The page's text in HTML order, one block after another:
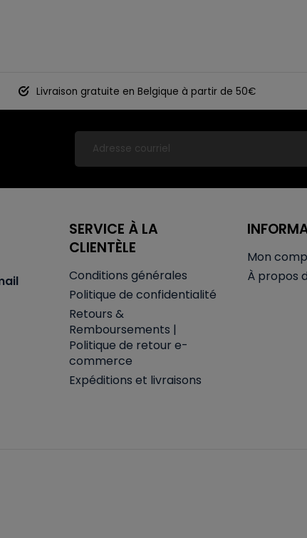
Livraison gratuite en Belgique à partir de 50€
SERVICE À LA
CLIENTÈLE
Conditions générales
Politique de confidentialité
Retours &
Remboursements |
Politique de retour e-
commerce
Expéditions et livraisons
Mon
À propos